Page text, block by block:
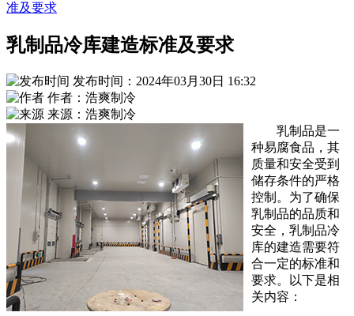
准及要求
乳制品冷库建造标准及要求
发布时间：2024年03月30日 16:32
作者：浩爽制冷
来源：浩爽制冷
乳制品是一
种易腐食品，其
质量和安全受到
储存条件的严格
控制。为了确保
乳制品的品质和
安全，乳制品冷
库的建造需要符
合一定的标准和
要求。以下是相
关内容：